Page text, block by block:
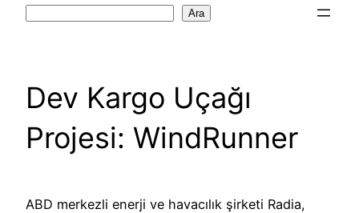
Ara
Dev Kargo Uçağı
Projesi: WindRunner
ABD merkezli enerji ve havacılık şirketi Radia,